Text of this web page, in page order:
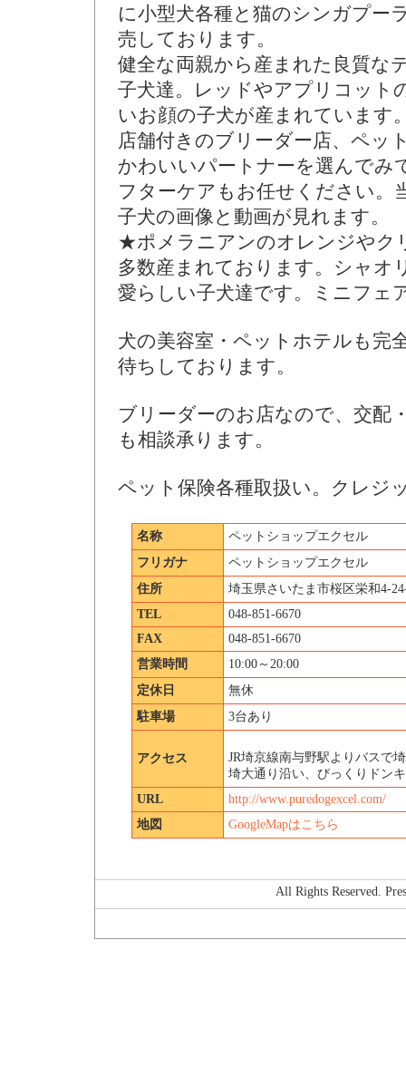
に小型犬各種と猫のシンガプー
売しております。
健全な両親から産まれた良質な
子犬達。レッドやアプリコット
いお顔の子犬が産まれています
店舗付きのブリーダー店、ペッ
かわいいパートナーを選んでみ
フターケアもお任せください。
子犬の画像と動画が見れます。
★ポメラニアンのオレンジやク
多数産まれております。シャオ
愛らしい子犬達です。ミニフェ
犬の美容室・ペットホテルも完
待ちしております。
ブリーダーのお店なので、交配
も相談承ります。
ペット保険各種取扱い。クレジ
名称
ペットショップエクセル
フリガナ
ペットショップエクセル
住所
埼玉県さいたま市桜区栄和4-
TEL
048-851-6670
FAX
048-851-6670
営業時間
10:00～20:00
定休日
無休
駐車場
3台あり
アクセス
JR埼京線南与野駅よりバスで
埼大通り沿い、びっくりドン
URL
http://www.puredogexcel.com/
地図
GoogleMapはこちら
All Rights Reserved.